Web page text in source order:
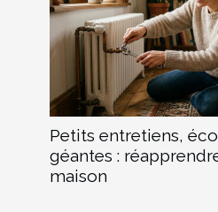
Petits entretiens,
géantes :
maison